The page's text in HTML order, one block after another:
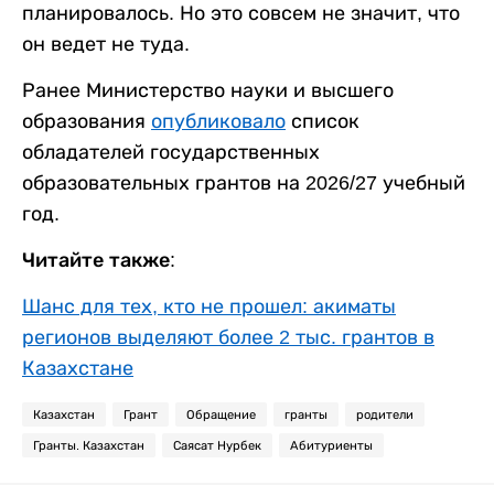
планировалось. Но это совсем не значит, что
он ведет не туда.
Ранее Министерство науки и высшего
образования опубликовало список
обладателей государственных
образовательных грантов на 2026/27 учебный
год.
Читайте также:
Шанс для тех, кто не прошел: акиматы
регионов выделяют более 2 тыс. грантов в
Казахстане
Казахстан Грант Обращение гранты родители
Гранты. Казахстан Саясат Нурбек Абитуриенты